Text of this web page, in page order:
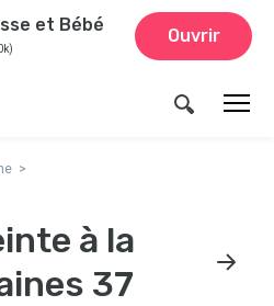
et Bébé
Ouvrir
à la
37